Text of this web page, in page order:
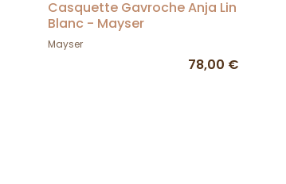
Casquette Gavroche Anja Lin
Blanc - Mayser
Mayser
78,00 €